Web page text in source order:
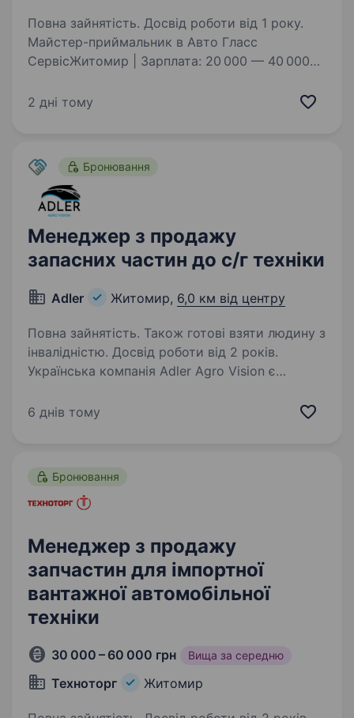
Повна зайнятість. Досвід роботи від 1 року.
Майстер-приймальник в Авто Гласс
СервісЖитомир | Зарплата: 20 000 — 40 000
спільну мову з людьми та хочеш працювати
2 дні тому
Бронювання
Менеджер з продажу
запасних частин до с/г техніки
Adler Житомир, 6,0 км від центру
Повна зайнятість. Також готові взяти людину з
інвалідністю. Досвід роботи від 2 років.
Українська компанія Adler Agro Vision є
Ми пропонуємо повний спектр товарів і
6 днів тому
Бронювання
Менеджер з продажу
запчастин для імпортної
вантажної автомобільної
техніки
30 000 – 60 000 грн Вища за середню
Техноторг Житомир